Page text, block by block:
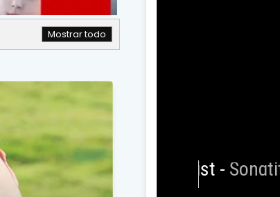
Mostrar todo
Songtitle